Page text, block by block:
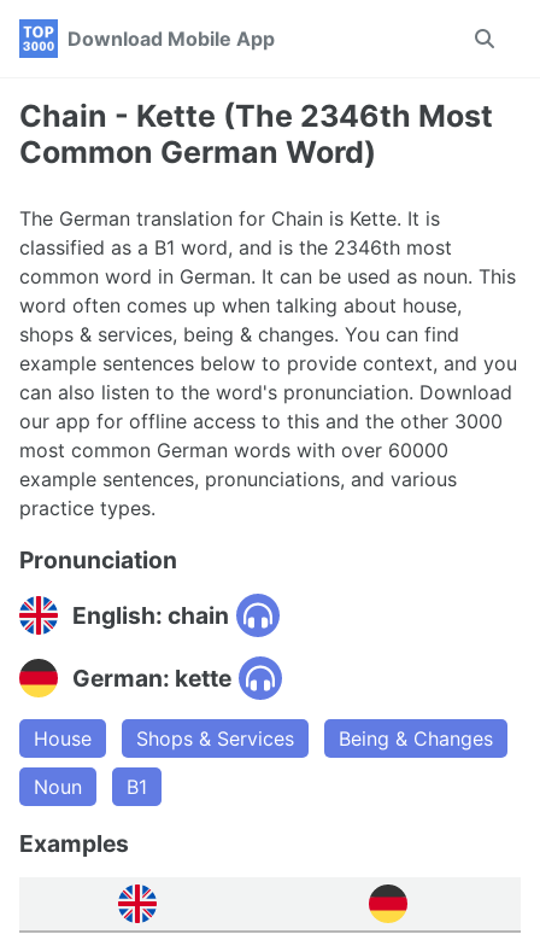
Skip
navigation
Skip
Skip
Download Mobile App
Toggle
Chain - Kette (The 2346th Most
Common German Word)
The German translation for Chain is Kette. It is
classified as a B1 word, and is the 2346th most
common word in German. It can be used as noun. This
word often comes up when talking about house,
shops & services, being & changes. You can find
example sentences below to provide context, and you
can also listen to the word's pronunciation. Download
our app for offline access to this and the other 3000
most common German words with over 60000
example sentences, pronunciations, and various
practice types.
Pronunciation
English: chain
German: kette
House Shops & Services
Being & Changes
Noun
B1
Examples